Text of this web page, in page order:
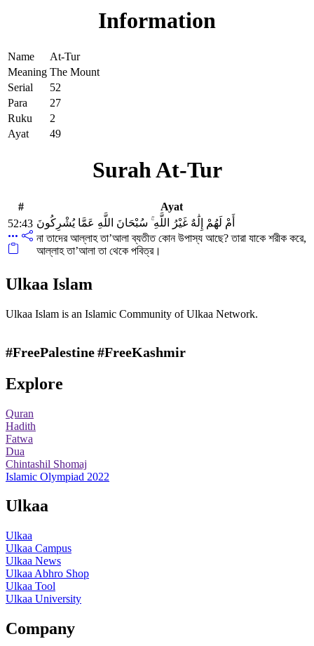
Information
Name
At-Tur
Meaning The Mount
Serial
52
Para
27
Ruku
2
Ayat
49
Surah At-Tur
#
Ayat
52:43 أَمْ لَهُمْ إِلَٰهٌ غَيْرُ اللَّهِ ۚ سُبْحَانَ اللَّهِ عَمَّا يُشْرِكُونَ
না তাদের আল্লাহ তা’আলা ব্যতীত কোন উপাস্য আছে? তারা যাকে শরীক করে,
আল্লাহ তা’আলা তা থেকে পবিত্র।
Ulkaa Islam
Ulkaa Islam is an Islamic Community of Ulkaa Network.
#FreePalestine#FreeKashmir
Explore
Quran
Hadith
Fatwa
Dua
Chintashil Shomaj
Islamic Olympiad 2022
Ulkaa
Ulkaa
Ulkaa Campus
Ulkaa News
Ulkaa Abhro Shop
Ulkaa Tool
Ulkaa University
Company